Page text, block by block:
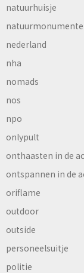
natuurhuisje
nederland
nha
nomads
nos
npo
onlypult
onthaasten in de
ontspannen in de
oriflame
outdoor
outside
personeelsuitje
politie